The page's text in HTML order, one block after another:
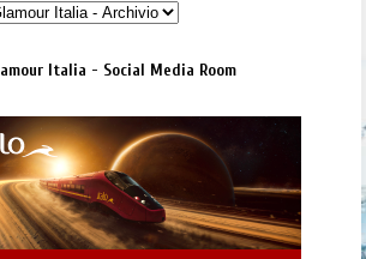
Italia - Social Media Room